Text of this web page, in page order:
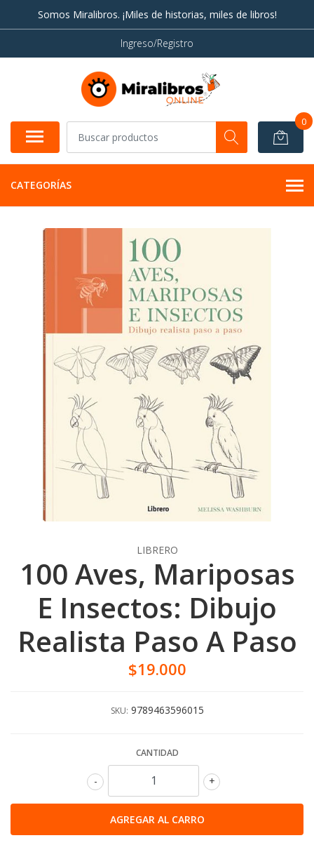
Somos Miralibros. ¡Miles de historias, miles de libros!
Ingreso/Registro
0
CATEGORÍAS
LIBRERO
100 Aves, Mariposas
E Insectos: Dibujo
Realista Paso A Paso
$19.000
SKU: 9789463596015
CANTIDAD
+
-